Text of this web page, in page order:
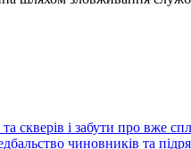
скверів і забути про вже
чиновників та